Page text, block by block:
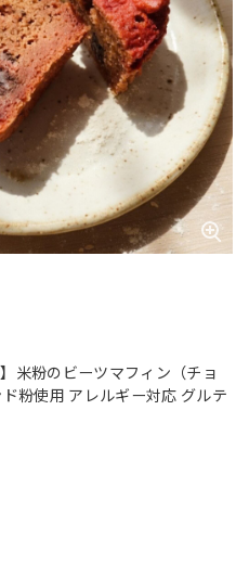
米粉のビーツマフィン（チョ
粉使用 アレルギー対応 グルテ